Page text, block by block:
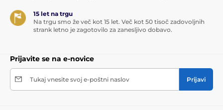
15 let na trgu
Na trgu smo že več kot 15 let. Več kot 50 tisoč zadovoljnih
strank letno je zagotovilo za zanesljivo dobavo.
Prijavite se na e-novice
Tukaj vnesite svoj e-poštni naslov Prijavi